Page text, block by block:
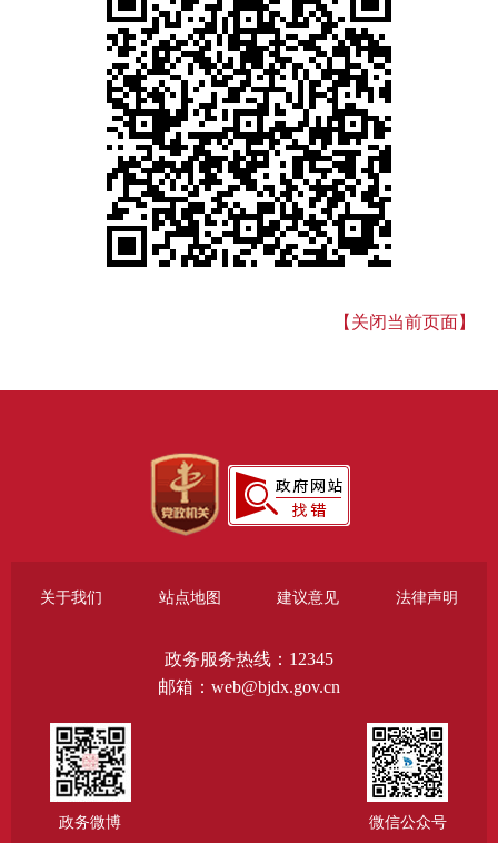
【关闭当前页面】
关于我们 站点地图 建议意见 法律声明
政务服务热线：12345
邮箱：web@bjdx.gov.cn
政务微博 微信公众号